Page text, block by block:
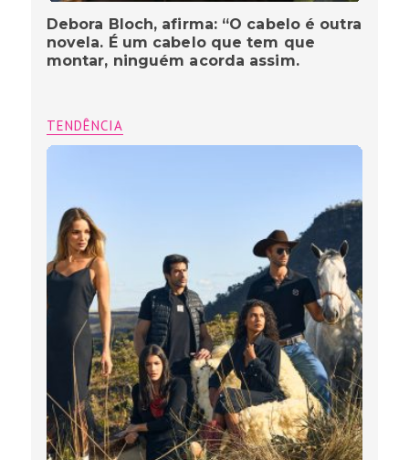
Debora Bloch, afirma: “O cabelo é outra
novela. É um cabelo que tem que
montar, ninguém acorda assim.
TENDÊNCIA